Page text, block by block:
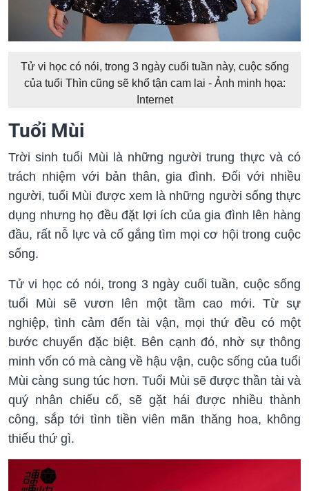
Tử vi học có nói, trong 3 ngày cuối tuần này, cuộc sống
của tuổi Thìn cũng sẽ khổ tận cam lai - Ảnh minh họa:
Internet
Tuổi Mùi
Trời sinh tuổi Mùi là những người trung thực và có
trách nhiệm với bản thân, gia đình. Đối với nhiều
người, tuổi Mùi được xem là những người sống thực
dụng nhưng họ đều đặt lợi ích của gia đình lên hàng
đầu, rất nỗ lực và cố gắng tìm mọi cơ hội trong cuộc
sống.
Tử vi học có nói, trong 3 ngày cuối tuần, cuộc sống
tuổi Mùi sẽ vươn lên một tầm cao mới. Từ sự
nghiệp, tình cảm đến tài vận, mọi thứ đều có một
bước chuyển đặc biệt. Bên cạnh đó, nhờ sự thông
minh vốn có mà càng về hậu vận, cuộc sống của tuổi
Mùi càng sung túc hơn. Tuổi Mùi sẽ được thần tài và
quý nhân chiếu cố, sẽ gặt hái được nhiều thành
công, sắp tới tình tiền viên mãn thăng hoa, không
thiếu thứ gì.